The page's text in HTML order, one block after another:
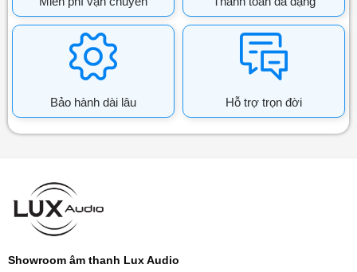
Bảo hành dài lâu Hỗ trợ trọn đời
Showroom âm thanh Lux Audio